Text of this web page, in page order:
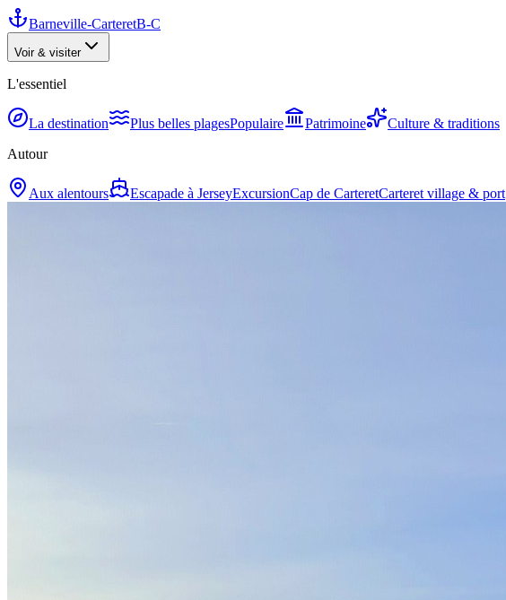
Barneville-CarteretB-C
Voir & visiter
L'essentiel
La destination Plus belles plagesPopulaire Patrimoine
Culture & traditions
Autour
Aux alentours Escapade à JerseyExcursionCap de CarteretCarteret village & port